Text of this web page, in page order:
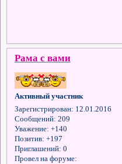
Рама с вами
Активный участник
Зарегистрирован: 12.01.2016
Сообщений: 209
Уважение: +140
Позитив: +197
Приглашений: 0
Провел на форуме: